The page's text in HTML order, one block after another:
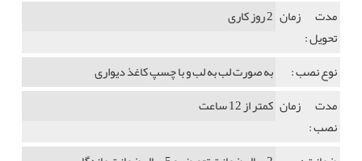
مدت زمان
تحویل :
2 روز کاری
نوع نصب :
به صورت لب به لب و با چسپ کاغذ دیواری
مدت زمان
نصب :
کمتر از 12 ساعت